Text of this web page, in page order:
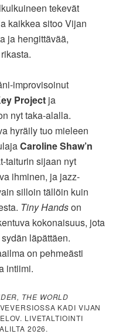
tekevät
kaikkea sitoo Vijan
ja hengittävää,
improvisoinut
Project ja
nyt taka-alalla.
hyräily tuo mieleen
Caroline Shaw’n
taiturin sijaan nyt
ihminen, ja jazz-
silloin tällöin kuin
Tiny Handson
kokonaisuus, jota
läpättäen.
on pehmeästi
intiimi.
THE WORLD
KADI VIJAN
LIVETALTIOINTI
2026.